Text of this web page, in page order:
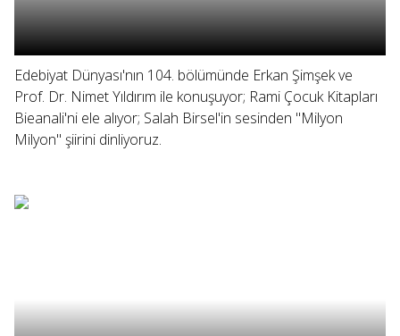
Edebiyat Dünyası'nın 104. bölümünde Erkan Şimşek ve
Prof. Dr. Nimet Yıldırım ile konuşuyor; Rami Çocuk Kitapları
Bieanali'ni ele alıyor; Salah Birsel'in sesinden "Milyon
Milyon" şiirini dinliyoruz.